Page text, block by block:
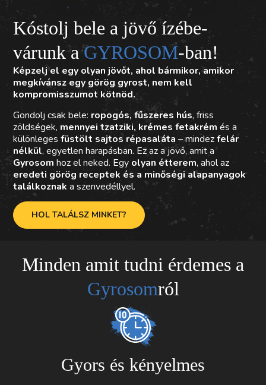
Kóstolj bele a jövő ízébe-
várunk aGYROSOM-ban!
Képzelj el egy olyan jövőt, ahol bármikor, amikor
megkívánsz egy görög gyrost, nem kell
kompromisszumot kötnöd.
Gondolj csak bele: ropogós, fűszeres hús, friss
zöldségek, mennyei tzatziki, krémes fetakrémés a
különlegesfüstölt sajtos répasaláta – mindezfelár
nélkül, egyetlen harapásban. Ez az a jövő, amit a
Gyrosom hoz el neked. Egy olyan étterem, ahol az
eredeti görög receptek és a minőségi alapanyagok
találkoznak a szenvedéllyel.
HOL TALÁLSZ MINKET?
Minden amit tudni érdemes a
Gyrosomról
Gyors és kényelmes